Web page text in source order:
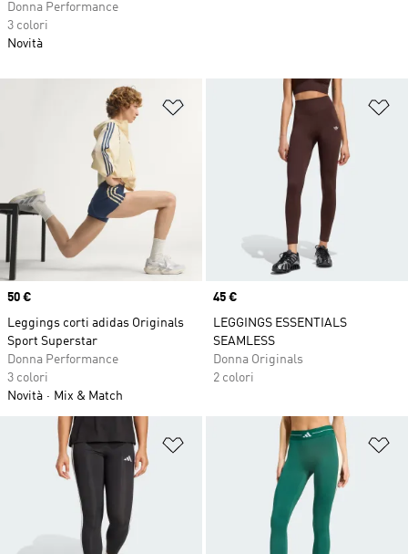
Aggiungi alla lista dei desideri
Price
50 €
Leggings corti adidas Originals
Sport Superstar
Donna Performance
3 colori
Novità
Mix & Match
Price
45 €
LEGGINGS ESSENTIALS
SEAMLESS
Donna Originals
2 colori
Aggiungi alla lista dei desideri
Donna Performance
3 colori
Novità